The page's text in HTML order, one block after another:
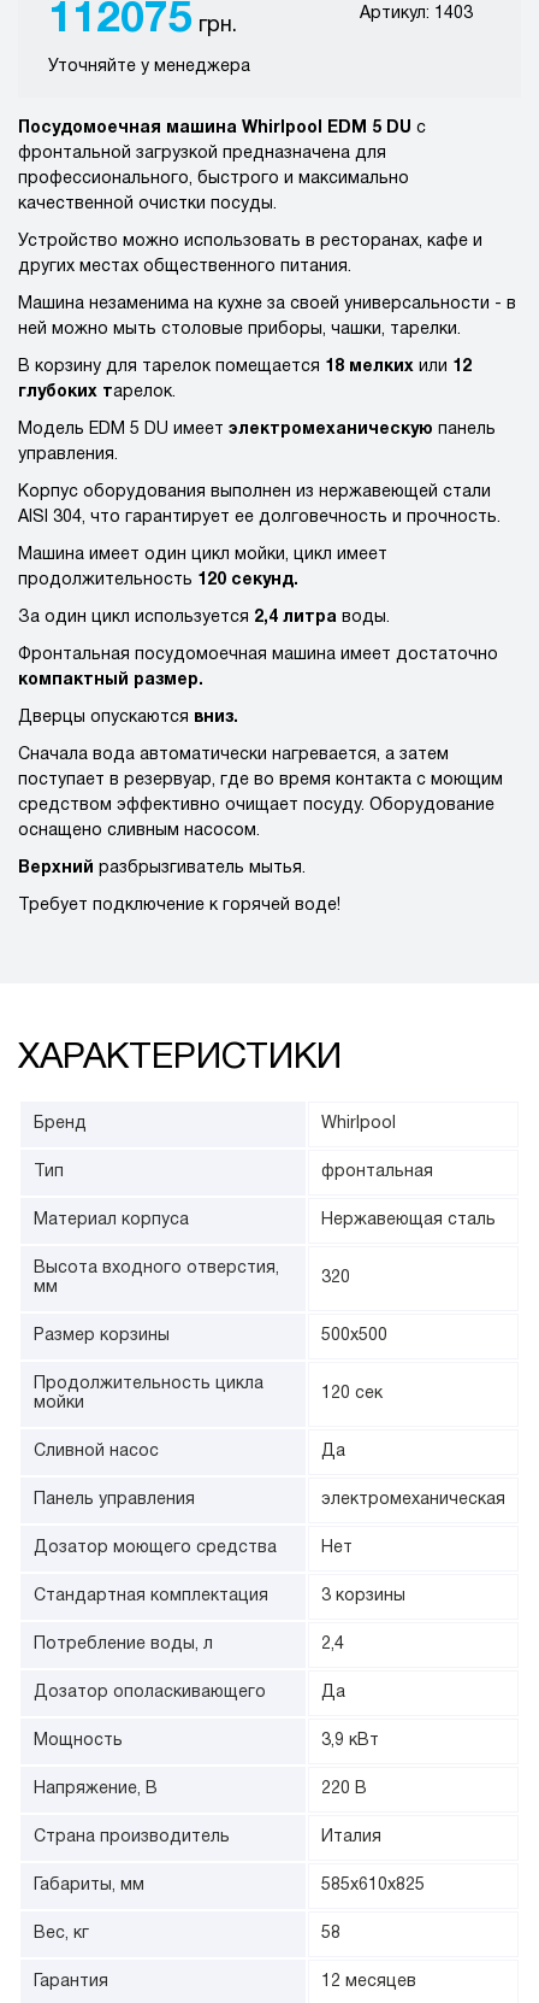
112075 грн.
Артикул: 1403
Уточняйте у менеджера
Посудомоечная машина Whirlpool EDM 5 DU с
фронтальной загрузкой предназначена для
профессионального, быстрого и максимально
качественной очистки посуды.
Устройство можно использовать в ресторанах, кафе и
других местах общественного питания.
Машина незаменима на кухне за своей универсальности - в
ней можно мыть столовые приборы, чашки, тарелки.
В корзину для тарелок помещается 18 мелких или 12
глубоких тарелок.
Модель EDM 5 DU имеет электромеханическую панель
управления.
Корпус оборудования выполнен из нержавеющей стали
AISI 304, что гарантирует ее долговечность и прочность.
Машина имеет один цикл мойки, цикл имеет
продолжительность 120 секунд.
За один цикл используется 2,4 литра воды.
Фронтальная посудомоечная машина имеет достаточно
компактный размер.
Дверцы опускаются вниз.
Сначала вода автоматически нагревается, а затем
поступает в резервуар, где во время контакта с моющим
средством эффективно очищает посуду. Оборудование
оснащено сливным насосом.
Верхний разбрызгиватель мытья.
Требует подключение к горячей воде!
ХАРАКТЕРИСТИКИ
Бренд Whirlpool
Тип фронтальная
Материал корпуса Нержавеющая сталь
Высота входного отверстия,
мм
320
Размер корзины 500х500
Продолжительность цикла
мойки
120 сек
Сливной насос Да
Панель управления электромеханическая
Дозатор моющего средства Нет
Стандартная комплектация 3 корзины
Потребление воды, л 2,4
Дозатор ополаскивающего Да
Мощность 3,9 кВт
Напряжение, В 220 В
Страна производитель Италия
Габариты, мм 585х610х825
Вес, кг 58
Гарантия 12 месяцев